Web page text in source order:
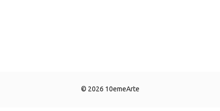
© 2026 10emeArte